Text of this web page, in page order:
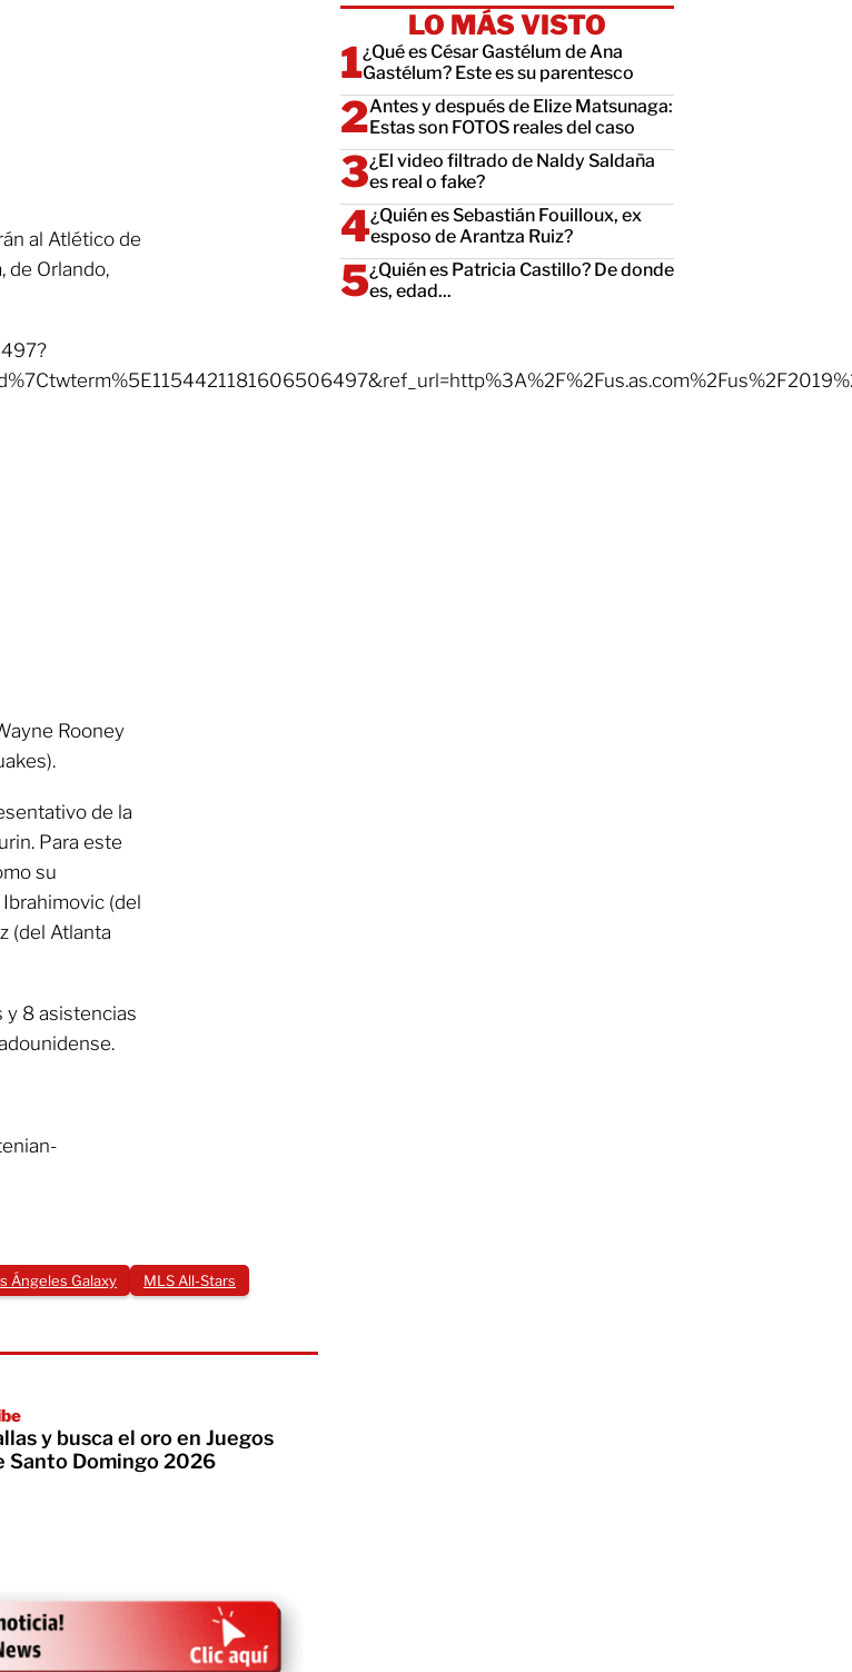
al Atlético de
de Orlando,
Rooney
de la
Para este
su
(del
(del Atlanta
y 8 asistencias
Ángeles Galaxy
MLS All-Stars
y busca el oro en Juegos
Santo Domingo 2026
LO MÁS VISTO
¿Qué es César Gastélum de Ana
Gastélum? Este es su parentesco
Antes y después de Elize Matsunaga:
Estas son FOTOS reales del caso
¿El video filtrado de Naldy Saldaña
es real o fake?
¿Quién es Sebastián Fouilloux, ex
esposo de Arantza Ruiz?
¿Quién es Patricia Castillo? De donde
es, edad...